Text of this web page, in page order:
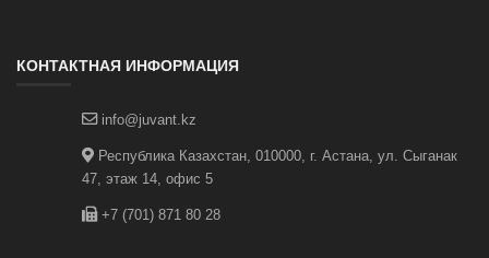
КОНТАКТНАЯ ИНФОРМАЦИЯ
info@juvant.kz
Республика Казахстан, 010000, г. Астана, ул. Сыганак
47, этаж 14, офис 5
+7 (701) 871 80 28